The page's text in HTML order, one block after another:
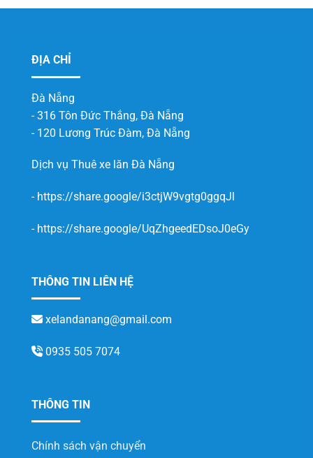
ĐỊA CHỈ
Đà Nẵng
- 316 Tôn Đức Thắng, Đà Nẵng
- 120 Lương Trúc Đàm, Đà Nẵng
Dịch vụ Thuê xe lăn Đà Nẵng
- https://share.google/i3ctjW9vgtg0ggqJl
- https://share.google/UqZhgeedEDsoJ0eGy
THÔNG TIN LIÊN HỆ
xelandanang@gmail.com
0935 505 7074
THÔNG TIN
Chính sách vận chuyển